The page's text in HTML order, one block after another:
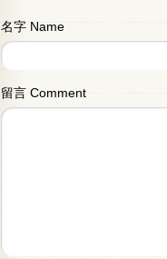
名字 Name
留言 Comment